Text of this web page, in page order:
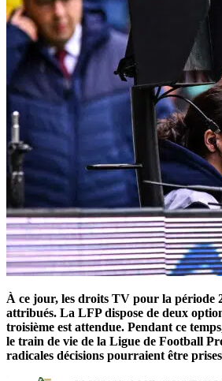
À ce jour, les droits TV pour la période
attribués. La LFP dispose de deux
troisième est attendue. Pendant ce
le train de vie de la Ligue de Football
radicales décisions pourraient être